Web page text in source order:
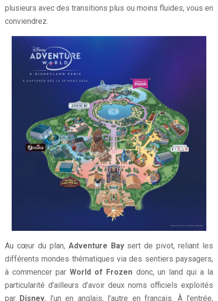
plusieurs avec des transitions plus ou moins fluides, vous en
conviendrez.
Au cœur du plan, Adventure Baysert de pivot, reliant les
différents mondes thématiques via des sentiers paysagers,
à commencer parWorld of Frozen donc, un land qui a la
particularité d’ailleurs d’avoir deux noms officiels exploités
par Disney, l’un en anglais, l’autre en français. À l’entrée,